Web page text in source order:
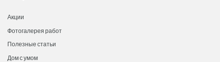
Акции
Фотогалерея работ
Полезные статьи
Дом с умом